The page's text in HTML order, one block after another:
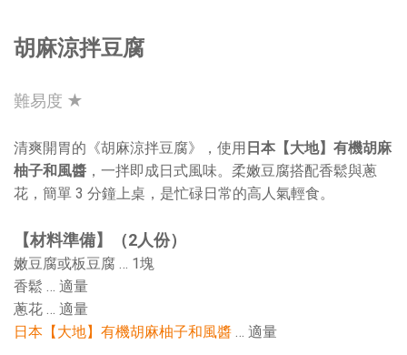
胡麻涼拌豆腐
難易度 ★
清爽開胃的《胡麻涼拌豆腐》，使用 日本【大地】有機胡麻
柚子和風醬 ，一拌即成日式風味。柔嫩豆腐搭配香鬆與蔥
花，簡單 3 分鐘上桌，是忙碌日常的高人氣輕食。
【材料準備】（2人份）
嫩豆腐或板豆腐 … 1塊
香鬆 … 適量
蔥花 … 適量
日本【大地】有機胡麻柚子和風醬 … 適量